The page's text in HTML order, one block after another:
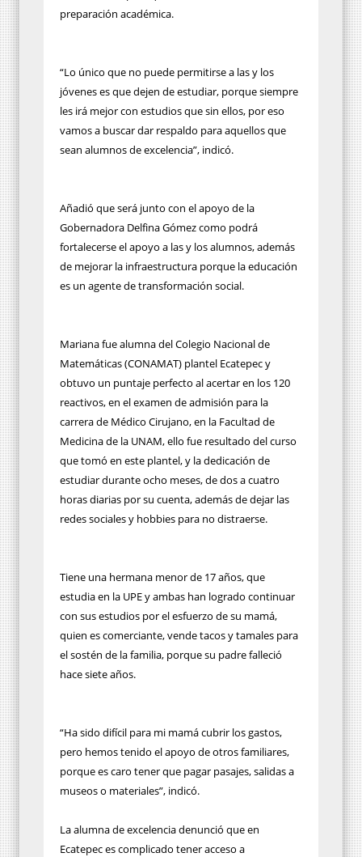
preparación académica.
“Lo único que no puede permitirse a las y los
jóvenes es que dejen de estudiar, porque siempre
les irá mejor con estudios que sin ellos, por eso
vamos a buscar dar respaldo para aquellos que
sean alumnos de excelencia”, indicó.
Añadió que será junto con el apoyo de la
Gobernadora Delfina Gómez como podrá
fortalecerse el apoyo a las y los alumnos, además
de mejorar la infraestructura porque la educación
es un agente de transformación social.
Mariana fue alumna del Colegio Nacional de
Matemáticas (CONAMAT) plantel Ecatepec y
obtuvo un puntaje perfecto al acertar en los 120
reactivos, en el examen de admisión para la
carrera de Médico Cirujano, en la Facultad de
Medicina de la UNAM, ello fue resultado del curso
que tomó en este plantel, y la dedicación de
estudiar durante ocho meses, de dos a cuatro
horas diarias por su cuenta, además de dejar las
redes sociales y hobbies para no distraerse.
Tiene una hermana menor de 17 años, que
estudia en la UPE y ambas han logrado continuar
con sus estudios por el esfuerzo de su mamá,
quien es comerciante, vende tacos y tamales para
el sostén de la familia, porque su padre falleció
hace siete años.
“Ha sido difícil para mi mamá cubrir los gastos,
pero hemos tenido el apoyo de otros familiares,
porque es caro tener que pagar pasajes, salidas a
museos o materiales”, indicó.
La alumna de excelencia denunció que en
Ecatepec es complicado tener acceso a